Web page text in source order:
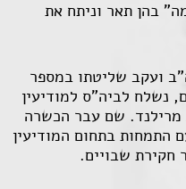
בהן תאר וניתח את
ועקב שליטתו במספר
נשלח לביה"ס למודיעין
שם עבר הכשרה
התמחות בתחום המודיעין
חקירת שבויים.